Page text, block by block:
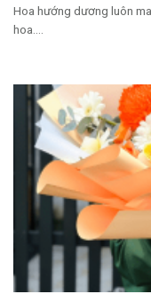
Hoa hướng dương luôn
hoa....